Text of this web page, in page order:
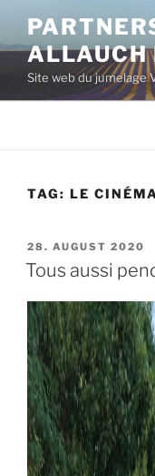
contenu
principal
ALLAUCH
Site web du jumelage
TAG: LE
PUBLIÉ
LE
28. AUGUST 2020
Tous aussi